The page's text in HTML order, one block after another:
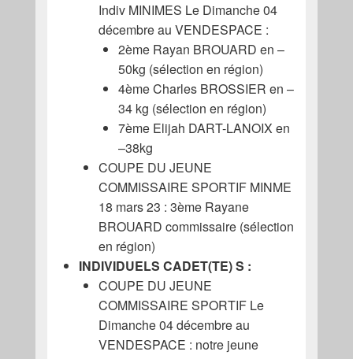
Indiv MINIMES Le Dimanche 04
décembre au VENDESPACE :
2ème Rayan BROUARD en –
50kg (sélection en région)
4ème Charles BROSSIER en –
34 kg (sélection en région)
7ème Elijah DART-LANOIX en
–38kg
COUPE DU JEUNE
COMMISSAIRE SPORTIF MINME
18 mars 23 : 3ème Rayane
BROUARD commissaire (sélection
en région)
INDIVIDUELS CADET(TE) S :
COUPE DU JEUNE
COMMISSAIRE SPORTIF Le
Dimanche 04 décembre au
VENDESPACE : notre jeune